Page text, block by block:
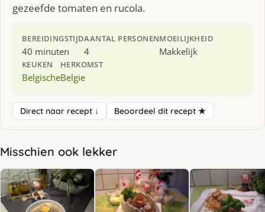
gezeefde tomaten en rucola.
BEREIDINGSTIJD
40 minuten
AANTAL PERSONEN
4
MOEILIJKHEID
Makkelijk
KEUKEN
Belgische
HERKOMST
Belgie
Direct naar recept ↓ Beoordeel dit recept ★
Misschien ook lekker